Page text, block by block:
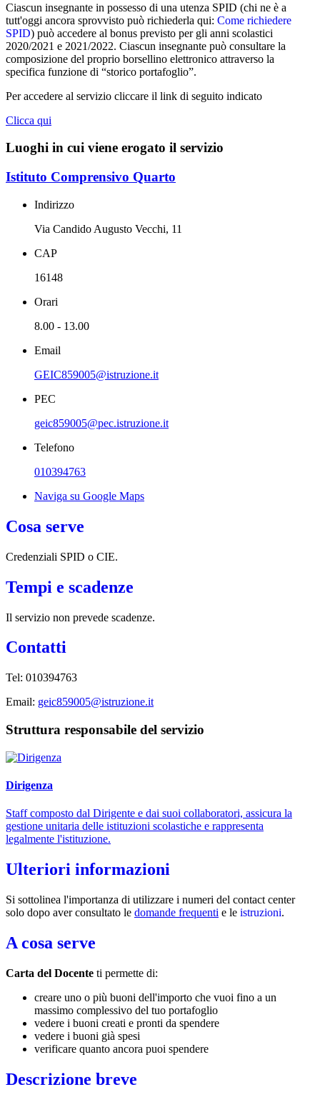
Ciascun insegnante in possesso di una utenza SPID (chi ne è a
tutt'oggi ancora sprovvisto può richiederla qui: Come richiedere
SPID) può accedere al bonus previsto per gli anni scolastici
2020/2021 e 2021/2022. Ciascun insegnante può consultare la
composizione del proprio borsellino elettronico attraverso la
specifica funzione di “storico portafoglio”.
Per accedere al servizio cliccare il link di seguito indicato
Clicca qui
Luoghi in cui viene erogato il servizio
Istituto Comprensivo Quarto
Indirizzo
Via Candido Augusto Vecchi, 11
CAP
16148
Orari
8.00 - 13.00
Email
GEIC859005@istruzione.it
PEC
geic859005@pec.istruzione.it
Telefono
010394763
Naviga su Google Maps
Cosa serve
Credenziali SPID o CIE.
Tempi e scadenze
Il servizio non prevede scadenze.
Contatti
Tel: 010394763
Email: geic859005@istruzione.it
Struttura responsabile del servizio
Dirigenza
Staff composto dal Dirigente e dai suoi collaboratori, assicura la
gestione unitaria delle istituzioni scolastiche e rappresenta
legalmente l'istituzione.
Ulteriori informazioni
Si sottolinea l'importanza di utilizzare i numeri del contact center
solo dopo aver consultato le domande frequenti e le istruzioni.
A cosa serve
Carta del Docente ti permette di:
creare uno o più buoni dell'importo che vuoi fino a un
massimo complessivo del tuo portafoglio
vedere i buoni creati e pronti da spendere
vedere i buoni già spesi
verificare quanto ancora puoi spendere
Descrizione breve